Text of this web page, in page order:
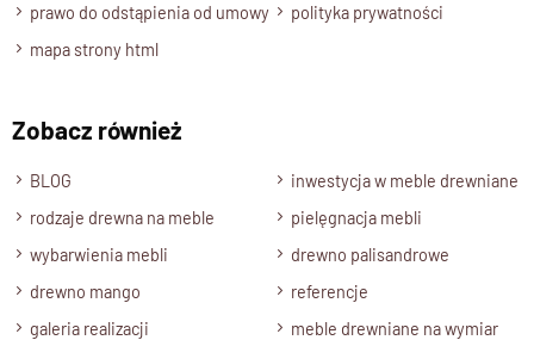
Różne rozmiary dopasowane do
Twojej przestrzeni
– od90 cm aż do 260 cm długości
dopasujesz go zarówno do
mniejszych mieszkań
, jak i
Minimalistyczny design i
naturalne piękno drewna
prawo do odstąpienia od umowy
polityka prywatności
mapa strony html
Zobacz również
BLOG
inwestycja w meble drewniane
rodzaje drewna na meble
pielęgnacja mebli
wybarwienia mebli
drewno palisandrowe
drewno mango
referencje
galeria realizacji
meble drewniane na wymiar